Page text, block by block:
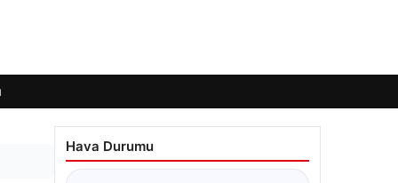
Hava Durumu